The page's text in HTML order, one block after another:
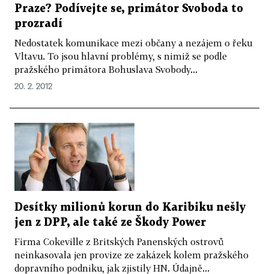
Praze? Podívejte se, primátor Svoboda to
prozradí
Nedostatek komunikace mezi občany a nezájem o řeku
Vltavu. To jsou hlavní problémy, s nimiž se podle
pražského primátora Bohuslava Svobody...
20. 2. 2012
Desítky milionů korun do Karibiku nešly
jen z DPP, ale také ze Škody Power
Firma Cokeville z Britských Panenských ostrovů
neinkasovala jen provize ze zakázek kolem pražského
dopravního podniku, jak zjistily HN. Údajně...